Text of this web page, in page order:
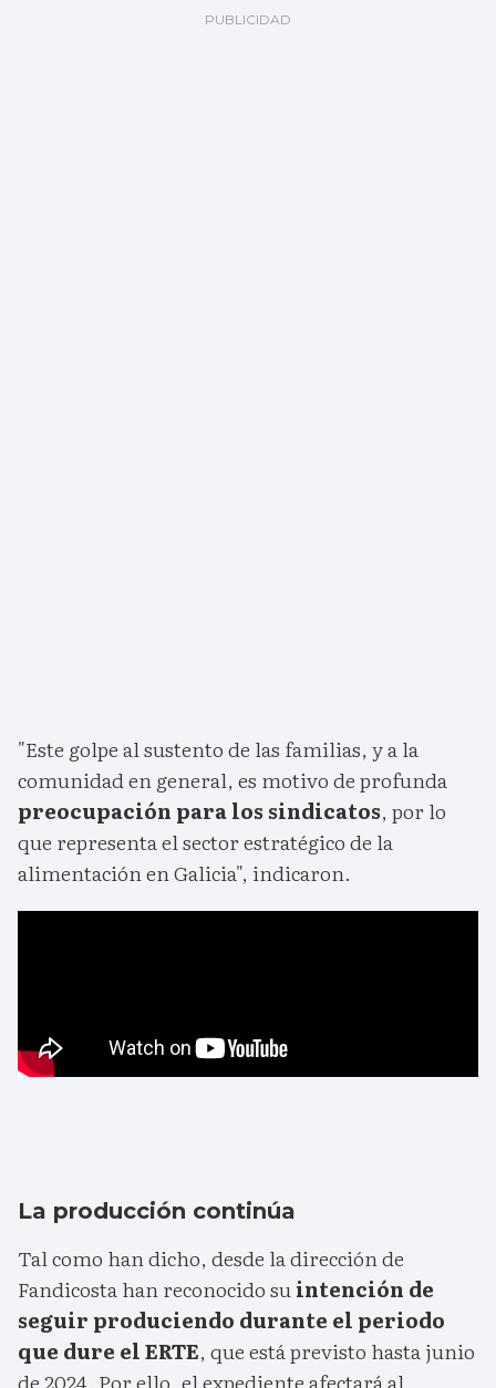
"Este golpe al sustento de las familias, y a la
comunidad en general, es motivo de profunda
preocupación para los sindicatos, por lo
que representa el sector estratégico de la
alimentación en Galicia", indicaron.
La producción continúa
Tal como han dicho, desde la dirección de
Fandicosta han reconocido suintención de
seguir produciendo durante el periodo
que dure el ERTE, que está previsto hasta junio